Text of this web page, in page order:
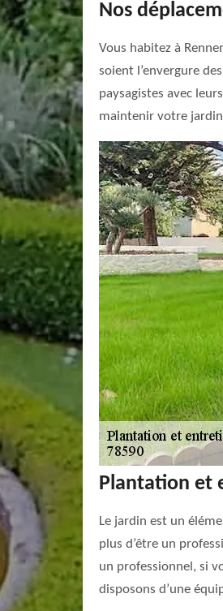
Nos
Vous habitez à
soient l’envergure
paysagistes avec
maintenir votre
Plantation et
Le jardin est un
plus d’être un
un professionnel, si
disposons d’une